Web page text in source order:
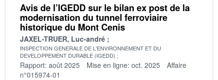
Avis de l’IGEDD sur le bilan ex post de la
modernisation du tunnel ferroviaire
historique du Mont Cenis
JAXEL-TRUER, Luc-andré
INSPECTION GENERALE DE L'ENVIRONNEMENT ET DU
DEVELOPPEMENT DURABLE (IGEDD)
Rapport: août 2025 Mise en ligne: oct. 2025
Affaire
n°015974-01